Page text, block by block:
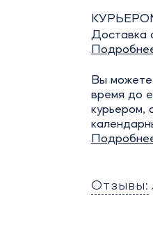
Доставка
Вы можете
время до
курьером,
Отзывы: